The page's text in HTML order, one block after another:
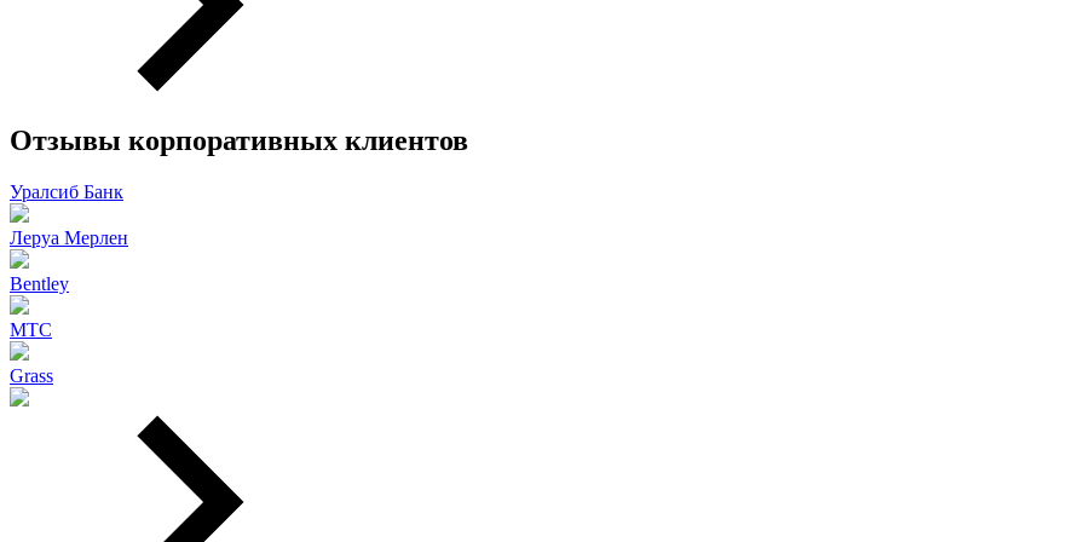
Отзывы корпоративных клиентов
Уралсиб Банк
Леруа Мерлен
Bentley
МТС
Grass